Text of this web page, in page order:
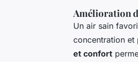
Amélioration
Un air sain
concentration et
et confort